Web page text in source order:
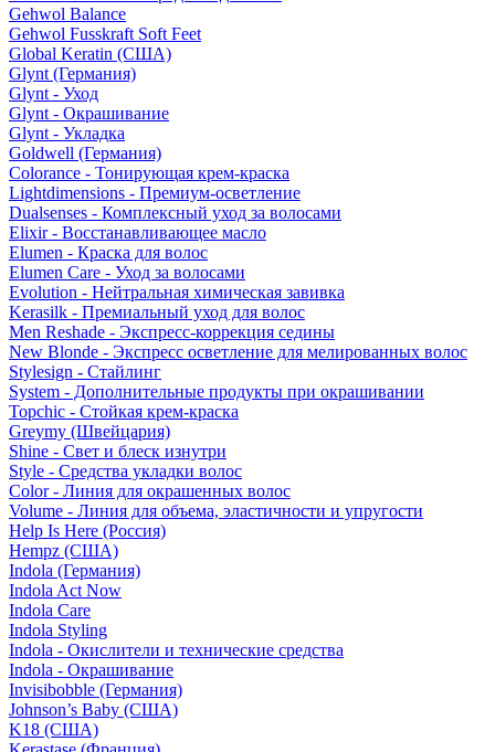
Gehwol Balance
Gehwol Fusskraft Soft Feet
Global Keratin (США)
Glynt (Германия)
Glynt - Уход
Glynt - Окрашивание
Glynt - Укладка
Goldwell (Германия)
Colorance - Тонирующая крем-краска
Lightdimensions - Премиум-осветление
Dualsenses - Комплексный уход за волосами
Elixir - Восстанавливающее масло
Elumen - Краска для волос
Elumen Care - Уход за волосами
Evolution - Нейтральная химическая завивка
Kerasilk - Премиальный уход для волос
Men Reshade - Экспресс-коррекция седины
New Blonde - Экспресс осветление для мелированных волос
Stylesign - Стайлинг
System - Дополнительные продукты при окрашивании
Topchic - Стойкая крем-краска
Greymy (Швейцария)
Shine - Свет и блеск изнутри
Style - Средства укладки волос
Color - Линия для окрашенных волос
Volume - Линия для объема, эластичности и упругости
Help Is Here (Россия)
Hempz (США)
Indola (Германия)
Indola Act Now
Indola Care
Indola Styling
Indola - Окислители и технические средства
Indola - Окрашивание
Invisibobble (Германия)
Johnson’s Baby (США)
K18 (США)